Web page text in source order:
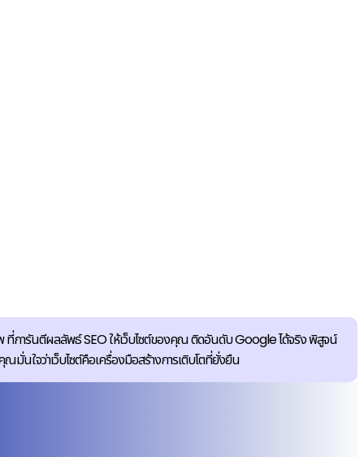
ที่การันตีผลลัพธ์ SEO ให้เว็บไซต์ของคุณ ติดอันดับ Google ได้จริง พิสูจน์
นใจว่าเว็บไซต์คือเครื่องมือสร้างการเติบโตที่ยั่งยืน